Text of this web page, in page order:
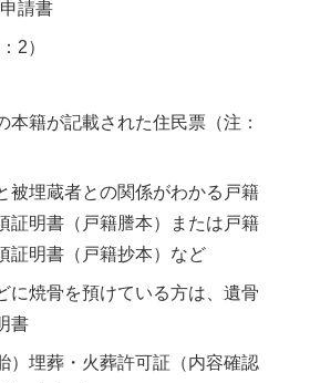
請書
2）
本籍が記載された住民票（注：
被埋蔵者との関係がわかる戸籍
証明書（戸籍謄本）または戸籍
証明書（戸籍抄本）など
に焼骨を預けている方は、遺骨
書
）埋葬・火葬許可証（内容確認